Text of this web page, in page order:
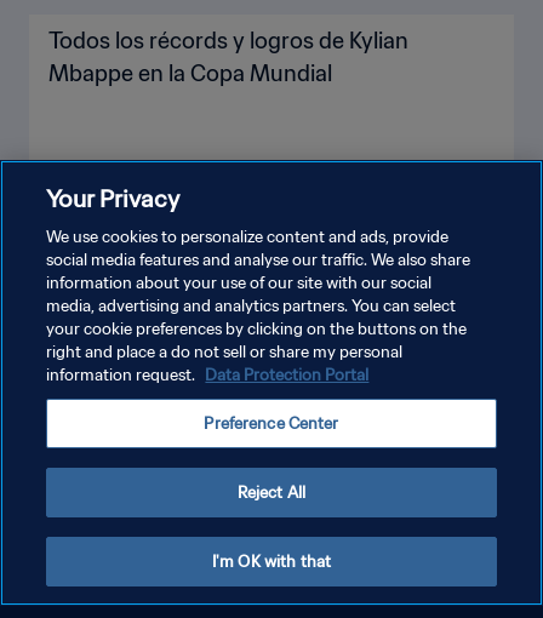
Todos los récords y logros de Kylian
Mbappe en la Copa Mundial
VER MÁS
POLÍTICA DE PRIVACIDAD
TÉRMINOS DE SERVICIO
AJUSTAR LA CONFIGURACIÓN DE LAS COOKIES
Your Privacy
We use cookies to personalize content and ads, provide
social media features and analyse our traffic. We also share
information about your use of our site with our social
media, advertising and analytics partners. You can select
your cookie preferences by clicking on the buttons on the
right and place a do not sell or share my personal
information request. Data Protection Portal
Preference Center
Reject All
I'm OK with that